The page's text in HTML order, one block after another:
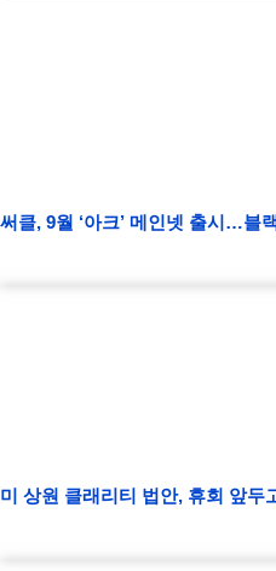
써클, 9월 ‘아크’ 메인넷 출시…블
미 상원 클래리티 법안, 휴회 앞두